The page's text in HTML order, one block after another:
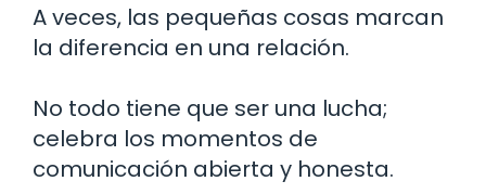
A veces, las pequeñas cosas marcan
la diferencia en una relación.
No todo tiene que ser una lucha;
celebra los momentos de
comunicación abierta y honesta.